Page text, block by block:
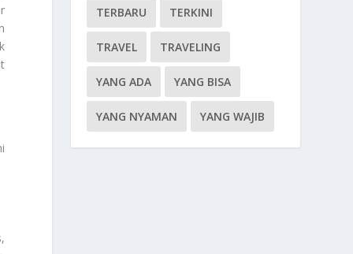
TERBARU TERKINI
TRAVEL TRAVELING
YANG ADA YANG BISA
YANG NYAMAN YANG WAJIB